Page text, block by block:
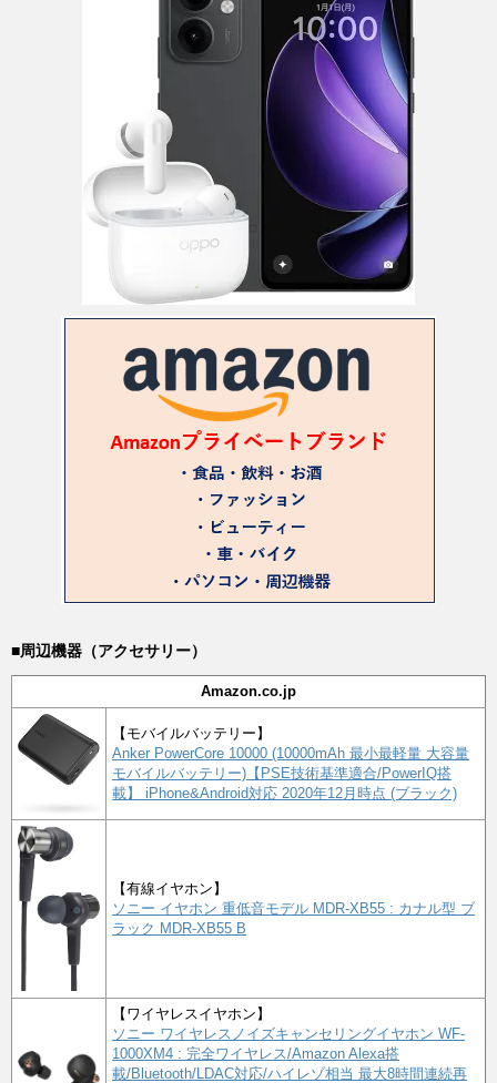
■周辺機器（アクセサリー）
Amazon.co.jp
【モバイルバッテリー】
Anker PowerCore 10000 (10000mAh 最小最軽量 大容量
モバイルバッテリー)【PSE技術基準適合/PowerIQ搭
載】 iPhone&Android対応 2020年12月時点 (ブラック)
【有線イヤホン】
ソニー イヤホン 重低音モデル MDR-XB55 : カナル型 ブ
ラック MDR-XB55 B
【ワイヤレスイヤホン】
ソニー ワイヤレスノイズキャンセリングイヤホン WF-
1000XM4 : 完全ワイヤレス/Amazon Alexa搭
載/Bluetooth/LDAC対応/ハイレゾ相当 最大8時間連続再